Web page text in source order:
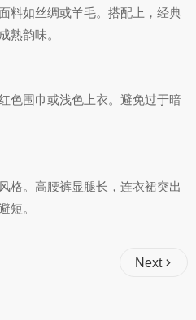
料如丝绸或羊毛。搭配上，经典
熟韵味。
色围巾或浅色上衣。避免过于暗
格。高腰裤显腿长，连衣裙突出
短。
Next